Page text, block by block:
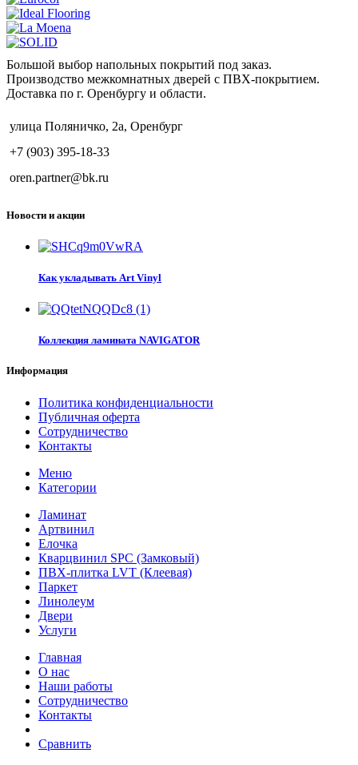
Большой выбор напольных покрытий под заказ.
Производство межкомнатных дверей с ПВХ-покрытием.
Доставка по г. Оренбургу и области.
улица Поляничко, 2а, Оренбург
+7 (903) 395-18-33
oren.partner@bk.ru
Новости и акции
Как укладывать Art Vinyl
Коллекция ламината NAVIGATOR
Информация
Политика конфиденциальности
Публичная оферта
Сотрудничество
Контакты
Меню
Категории
Ламинат
Артвинил
Елочка
Кварцвинил SPC (Замковый)
ПВХ-плитка LVT (Клеевая)
Паркет
Линолеум
Двери
Услуги
Главная
О нас
Наши работы
Сотрудничество
Контакты
Сравнить